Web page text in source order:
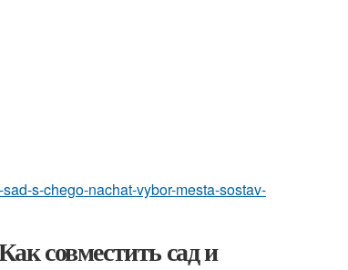
s-chego-nachat-vybor-mesta-sostav-
совместить сад и